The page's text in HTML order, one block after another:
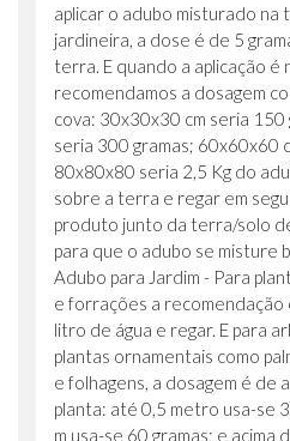
aplicar o adubo misturado na
jardineira, a dose é de 5
terra. E quando a aplicação é
recomendamos a dosagem
cova: 30x30x30 cm seria 150
seria 300 gramas; 60x60x60
80x80x80 seria 2,5 Kg do
sobre a terra e regar em
produto junto da terra/solo
para que o adubo se misture
Adubo para Jardim - Para
e forrações a recomendação
litro de água e regar. E para
plantas ornamentais como
e folhagens, a dosagem é de
planta: até 0,5 metro usa-se
m usa-se 60 gramas; e acima